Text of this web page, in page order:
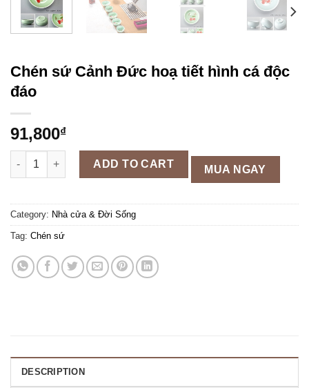
Chén sứ Cảnh Đức hoạ tiết hình cá độc
đáo
91,800₫
Chén sứ Cảnh Đức hoạ tiết hình cá độc đáo quantity
ADD TO CART MUA NGAY
Category: Nhà cửa & Đời Sống
Tag: Chén sứ
DESCRIPTION